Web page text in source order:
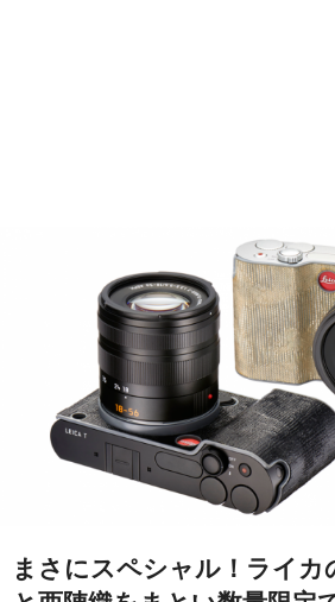
まさにスペシャル！ライ